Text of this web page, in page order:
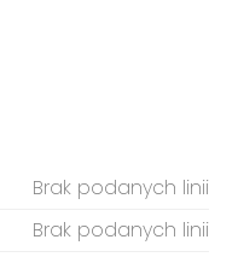
Brak podanych linii
Brak podanych linii